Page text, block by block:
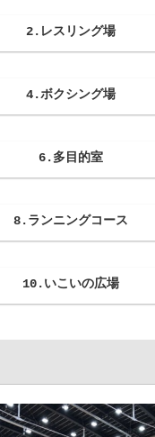
2.レスリング場
4.ボクシング場
6.多目的室
8.ランニングコース
10.いこいの広場